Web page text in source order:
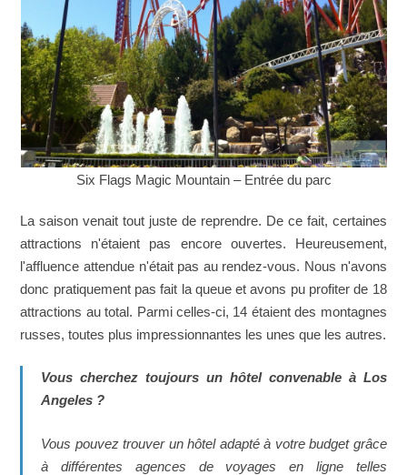
Six Flags Magic Mountain – Entrée du parc
La saison venait tout juste de reprendre. De ce fait, certaines
attractions n'étaient pas encore ouvertes. Heureusement,
l'affluence attendue n'était pas au rendez-vous. Nous n'avons
donc pratiquement pas fait la queue et avons pu profiter de 18
attractions au total. Parmi celles-ci, 14 étaient des montagnes
russes, toutes plus impressionnantes les unes que les autres.
Vous cherchez toujours un hôtel convenable à Los
Angeles ?
Vous pouvez trouver un hôtel adapté à votre budget grâce
à différentes agences de voyages en ligne telles